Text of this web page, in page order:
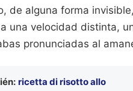
de alguna forma
una velocidad distinta,
pronunciadas al
ricetta di risotto allo